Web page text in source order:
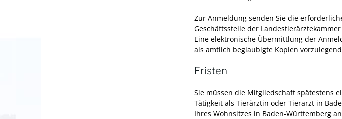
Zur Anmeldung senden Sie die
Geschäftsstelle der
Eine elektronische Übermittlung der
als amtlich beglaubigte Kopien
Fristen
Sie müssen die Mitgliedschaft spätestens
Tätigkeit als Tierärztin oder Tierarzt in
Ihres Wohnsitzes in Baden-Württemberg